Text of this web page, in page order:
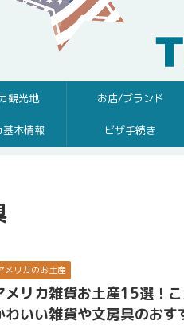
観光地 お店/ブランド
基本情報 ビザ手続き
メリカのお土産
メリカ雑貨お土産15選！
わいい雑貨や文房具のおす